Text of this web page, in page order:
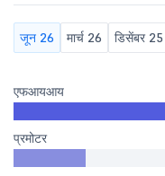
जून 26 मार्च 26 डिसेंबर 25
एफआयआय
प्रमोटर